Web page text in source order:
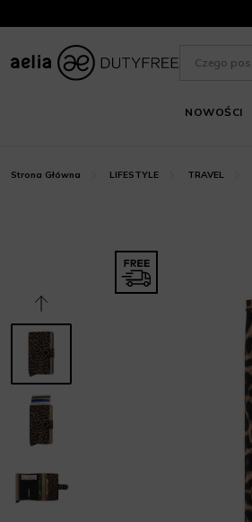
NOWOŚCI
Strona Główna LIFESTYLE TRAVEL